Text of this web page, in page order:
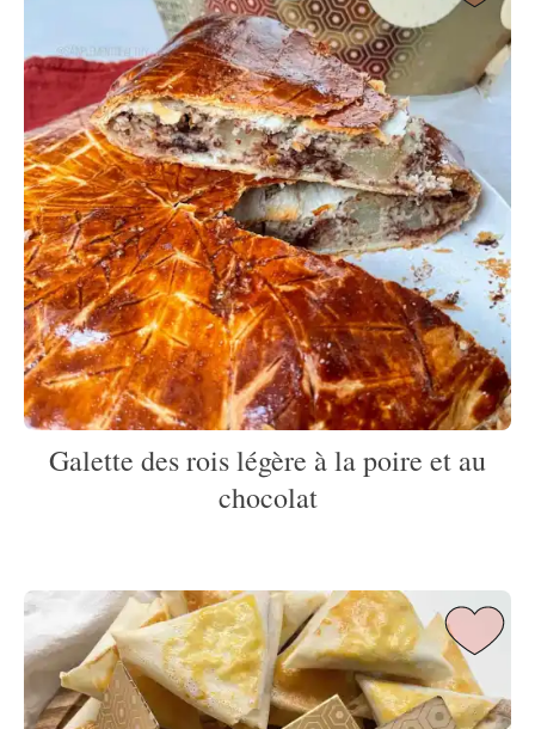
Galette des rois légère à la poire et au
chocolat